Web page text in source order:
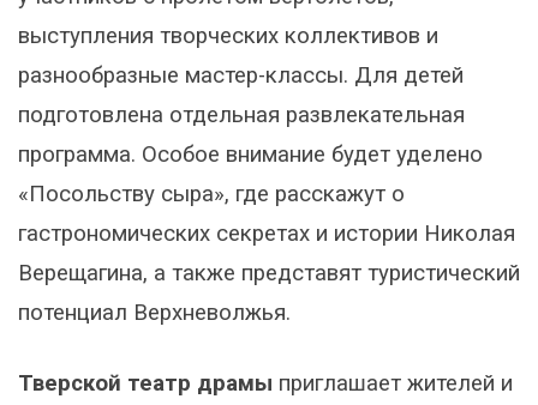
выступления творческих коллективов и
разнообразные мастер-классы. Для детей
подготовлена отдельная развлекательная
программа. Особое внимание будет уделено
«Посольству сыра», где расскажут о
гастрономических секретах и истории Николая
Верещагина, а также представят туристический
потенциал Верхневолжья.
Тверской театр драмы приглашает жителей и